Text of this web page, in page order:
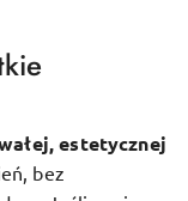
estetycznej
bez